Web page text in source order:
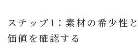
ステップ1：素材の希少性
価値を確認する